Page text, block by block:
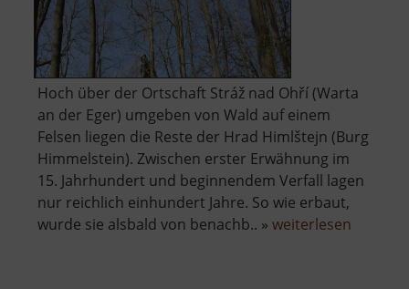
Hoch über der Ortschaft Stráž nad Ohří (Warta
an der Eger) umgeben von Wald auf einem
Felsen liegen die Reste der Hrad Himlštejn (Burg
Himmelstein). Zwischen erster Erwähnung im
15. Jahrhundert und beginnendem Verfall lagen
nur reichlich einhundert Jahre. So wie erbaut,
wurde sie alsbald von benachb.. » weiterlesen